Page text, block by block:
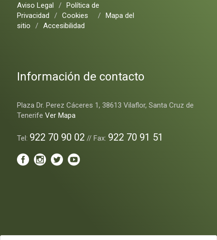
Aviso Legal / Política de
Privacidad
/ Cookies / Mapa del
sitio
/ Accesibilidad
Información de contacto
Plaza Dr. Perez Cáceres 1, 38613 Vilaflor, Santa Cruz de
Tenerife Ver Mapa
Tel: 922 70 90 02 // Fax: 922 70 91 51